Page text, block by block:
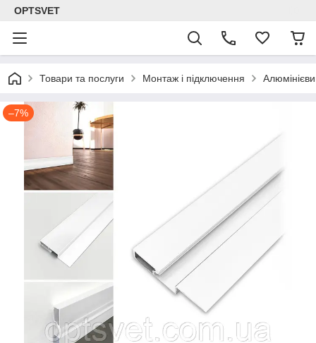
OPTSVET
Товари та послуги Монтаж і підключення
–7%